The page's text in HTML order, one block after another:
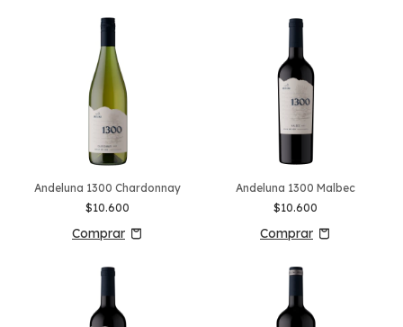
Andeluna 1300 Chardonnay
$10.600
Andeluna 1300 Malbec
$10.600